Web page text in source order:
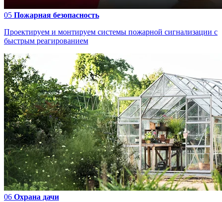
05 Пожарная безопасность
Проектируем и монтируем системы пожарной сигнализации с
быстрым реагированием
06 Охрана дачи